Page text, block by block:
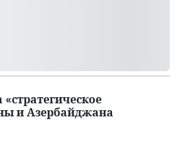
и Азербайджана